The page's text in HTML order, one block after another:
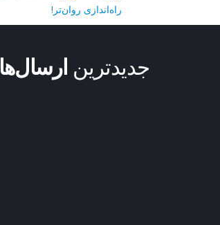
راه‌اندازی روان‌تر!
جدیدترین ارسال‌ها